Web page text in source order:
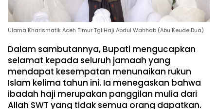
Ulama Kharismatik Aceh Timur Tgl Haji Abdul Wahhab (Abu Keude Dua)
Dalam sambutannya, Bupati mengucapkan
selamat kepada seluruh jamaah yang
mendapat kesempatan menunaikan rukun
Islam kelima tahun ini. Ia menegaskan bahwa
ibadah haji merupakan panggilan mulia dari
Allah SWT yang tidak semua orang dapatkan.